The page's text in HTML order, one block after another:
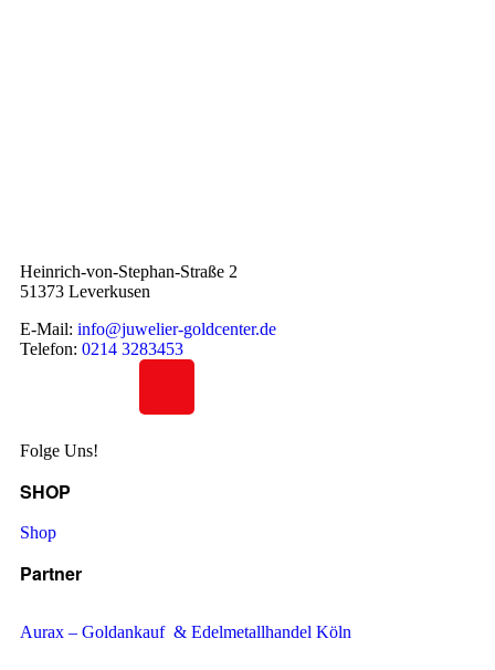
Heinrich-von-Stephan-Straße 2
51373 Leverkusen
E-Mail: info@juwelier-goldcenter.de
Telefon: 0214 3283453
Folge Uns!
SHOP
Shop
Partner
Aurax – Goldankauf & Edelmetallhandel Köln